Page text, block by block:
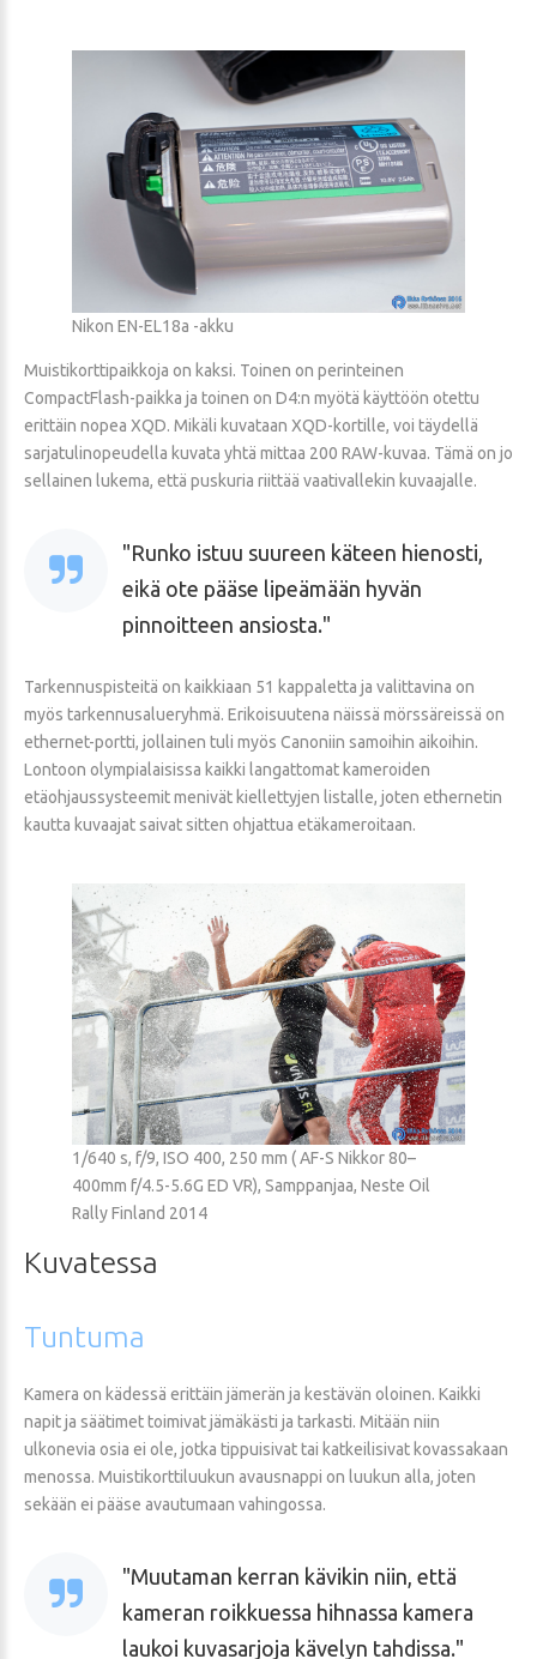
Nikon EN-EL18a -akku
Muistikorttipaikkoja on kaksi. Toinen on perinteinen
CompactFlash-paikka ja toinen on D4:n myötä käyttöön otettu
erittäin nopea XQD. Mikäli kuvataan XQD-kortille, voi täydellä
sarjatulinopeudella kuvata yhtä mittaa 200 RAW-kuvaa. Tämä on jo
sellainen lukema, että puskuria riittää vaativallekin kuvaajalle.
Runko istuu suureen käteen hienosti,
eikä ote pääse lipeämään hyvän
pinnoitteen ansiosta.
Tarkennuspisteitä on kaikkiaan 51 kappaletta ja valittavina on
myös tarkennusalueryhmä. Erikoisuutena näissä mörssäreissä on
ethernet-portti, jollainen tuli myös Canoniin samoihin aikoihin.
Lontoon olympialaisissa kaikki langattomat kameroiden
etäohjaussysteemit menivät kiellettyjen listalle, joten ethernetin
kautta kuvaajat saivat sitten ohjattua etäkameroitaan.
1/640 s, f/9, ISO 400, 250 mm ( AF-S Nikkor 80–
400mm f/4.5-5.6G ED VR), Samppanjaa, Neste Oil
Rally Finland 2014
Kuvatessa
Tuntuma
Kamera on kädessä erittäin jämerän ja kestävän oloinen. Kaikki
napit ja säätimet toimivat jämäkästi ja tarkasti. Mitään niin
ulkonevia osia ei ole, jotka tippuisivat tai katkeilisivat kovassakaan
menossa. Muistikorttiluukun avausnappi on luukun alla, joten
sekään ei pääse avautumaan vahingossa.
Muutaman kerran kävikin niin, että
kameran roikkuessa hihnassa kamera
laukoi kuvasarjoja kävelyn tahdissa.